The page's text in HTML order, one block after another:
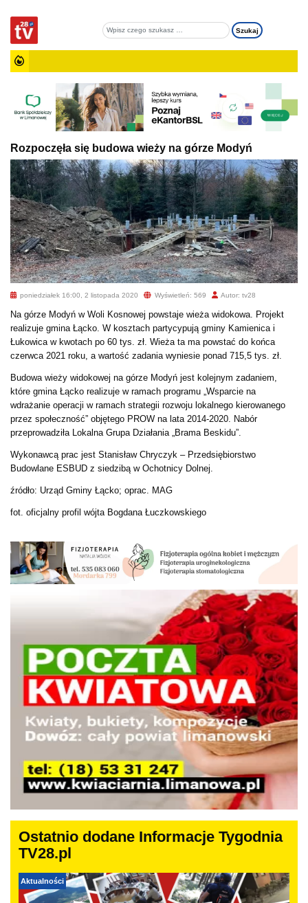
Rozpoczęła się budowa wieży na górze Modyń
poniedziałek 16:00, 2 listopada 2020 Wyświetleń: 569 Autor: tv28
Na górze Modyń w Woli Kosnowej powstaje wieża widokowa. Projekt
realizuje gmina Łącko. W kosztach partycypują gminy Kamienica i
Łukowica w kwotach po 60 tys. zł. Wieża ta ma powstać do końca
czerwca 2021 roku, a wartość zadania wyniesie ponad 715,5 tys. zł.
Budowa wieży widokowej na górze Modyń jest kolejnym zadaniem,
które gmina Łącko realizuje w ramach programu „Wsparcie na
wdrażanie operacji w ramach strategii rozwoju lokalnego kierowanego
przez społeczność” objętego PROW na lata 2014-2020. Nabór
przeprowadziła Lokalna Grupa Działania „Brama Beskidu”.
Wykonawcą prac jest Stanisław Chryczyk – Przedsiębiorstwo
Budowlane ESBUD z siedzibą w Ochotnicy Dolnej.
źródło: Urząd Gminy Łącko; oprac. MAG
fot. oficjalny profil wójta Bogdana Łuczkowskiego
Ostatnio dodane Informacje Tygodnia
TV28.pl
Aktualności